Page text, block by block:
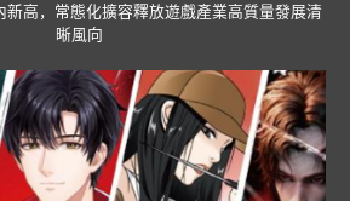
新高，常態化擴容釋放遊戲產業高質量發展清
晰風向